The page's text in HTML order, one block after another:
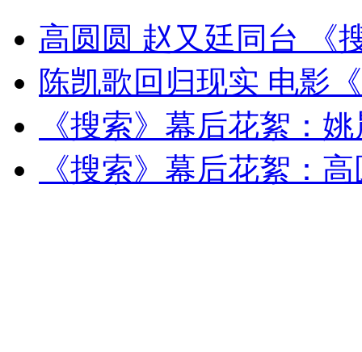
女孩北京地铁殴打老人 痛下狠手拳打脚踢
无痛分娩是否安全 医生回应
高圆圆 赵又廷同台 《
陈凯歌回归现实 电影
《搜索》幕后花絮：
《搜索》幕后花絮：